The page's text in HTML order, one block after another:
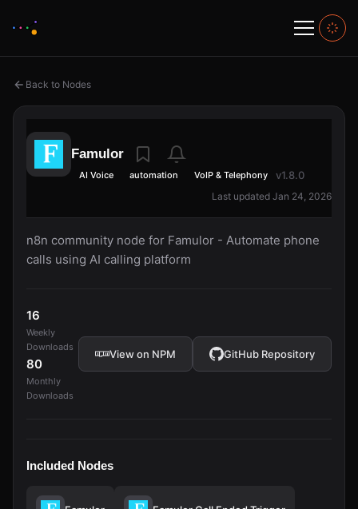
Back to Nodes
Famulor
AI Voice automation VoIP & Telephony v1.8.0
Last updated Jan 24, 2026
n8n community node for Famulor - Automate phone
calls using AI calling platform
16
Weekly
Downloads
80
Monthly
Downloads
View on NPM GitHub Repository
Included Nodes